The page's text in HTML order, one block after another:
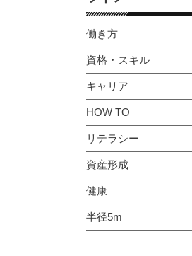
働き方
資格・スキル
キャリア
HOW TO
リテラシー
資産形成
健康
半径5m